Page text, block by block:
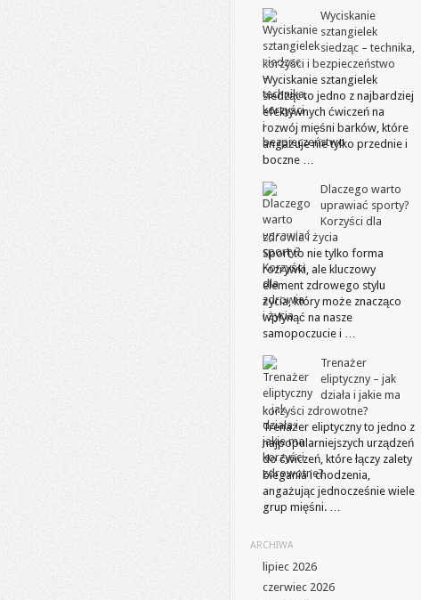
Wyciskanie
sztangielek
siedząc – technika,
korzyści i bezpieczeństwo
Wyciskanie sztangielek
siedząc to jedno z najbardziej
efektywnych ćwiczeń na
rozwój mięśni barków, które
angażuje nie tylko przednie i
boczne …
Dlaczego warto
uprawiać sporty?
Korzyści dla
zdrowia i życia
Sport to nie tylko forma
rozrywki, ale kluczowy
element zdrowego stylu
życia, który może znacząco
wpłynąć na nasze
samopoczucie i …
Trenażer
eliptyczny – jak
działa i jakie ma
korzyści zdrowotne?
Trenażer eliptyczny to jedno z
najpopularniejszych urządzeń
do ćwiczeń, które łączy zalety
biegania i chodzenia,
angażując jednocześnie wiele
grup mięśni. …
ARCHIWA
lipiec 2026
czerwiec 2026